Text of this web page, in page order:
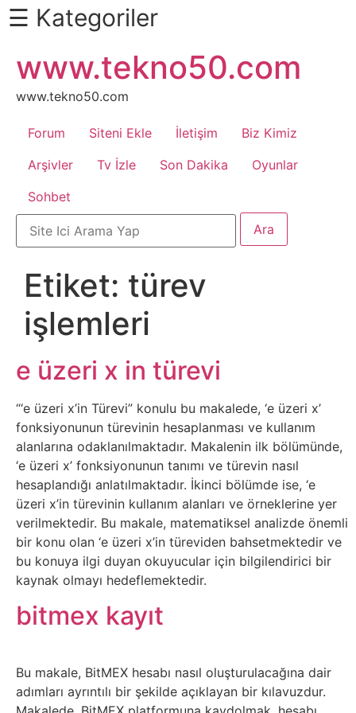
Daha
Fazlası
İçin
Kaydır
Android
Apk
Arabalar
Bankacılık
İşlemleri
Belgesel
Bilgi
Bilgisayar
Bilim
Bitcoin
Bitkiler
Çizgi
Diğer
☰ Kategoriler
atla
www.tekno50.com
www.tekno50.com
Forum Siteni Ekle İletişim
Biz Kimiz
Arşivler
Tv İzle Son Dakika
Oyunlar
Sohbet
Etiket: türev
işlemleri
e üzeri x in türevi
“‘e üzeri x’in Türevi” konulu bu makalede, ‘e üzeri x’
fonksiyonunun türevinin hesaplanması ve kullanım
alanlarına odaklanılmaktadır. Makalenin ilk bölümünde,
‘e üzeri x’ fonksiyonunun tanımı ve türevin nasıl
hesaplandığı anlatılmaktadır. İkinci bölümde ise, ‘e
üzeri x’in türevinin kullanım alanları ve örneklerine yer
verilmektedir. Bu makale, matematiksel analizde önemli
bir konu olan ‘e üzeri x’in türeviden bahsetmektedir ve
bu konuya ilgi duyan okuyucular için bilgilendirici bir
kaynak olmayı hedeflemektedir.
bitmex kayıt
Bu makale, BitMEX hesabı nasıl oluşturulacağına dair
adımları ayrıntılı bir şekilde açıklayan bir kılavuzdur.